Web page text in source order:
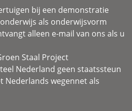
bij een demonstratie
als onderwijsvorm
alleen e-mail van ons als u
Staal Project
Nederland geen staatssteun
Nederlands wegennet als